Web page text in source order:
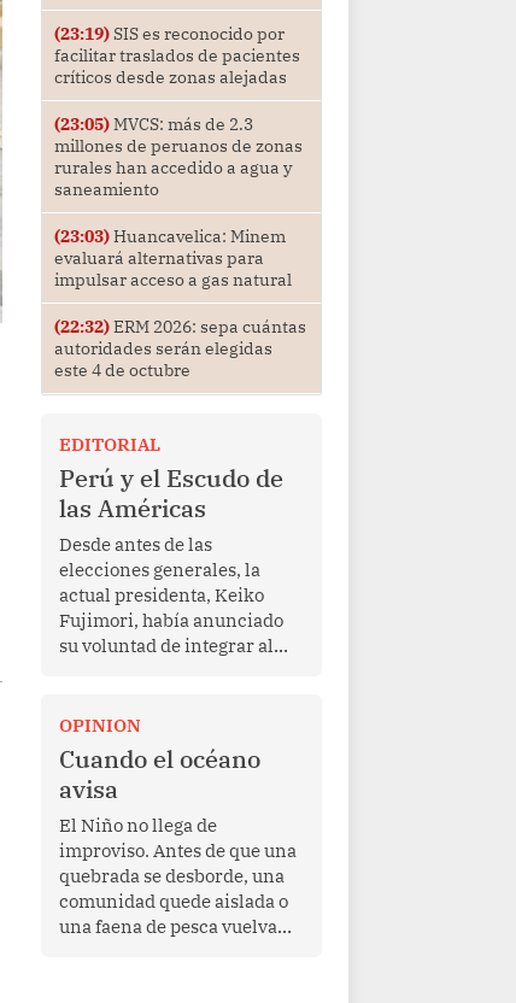
(23:19)SIS es reconocido por
facilitar traslados de pacientes
críticos desde zonas alejadas
(23:05)MVCS: más de 2.3
millones de peruanos de zonas
rurales han accedido a agua y
saneamiento
(23:03)Huancavelica: Minem
evaluará alternativas para
impulsar acceso a gas natural
(22:32)ERM 2026: sepa cuántas
autoridades serán elegidas
este 4 de octubre
EDITORIAL
Perú y el Escudo de
las Américas
Desde antes de las
elecciones generales, la
actual presidenta, Keiko
Fujimori, había anunciado
su voluntad de integrar al
en marzo de este año por el
mandatario estadounidense
Donald Trump, con el fin de
enfrentar al crimen
transnacional organizado y
al tráfico de drogas.
OPINION
Cuando el océano
avisa
El Niño no llega de
improviso. Antes de que una
quebrada se desborde, una
comunidad quede aislada o
una faena de pesca vuelva